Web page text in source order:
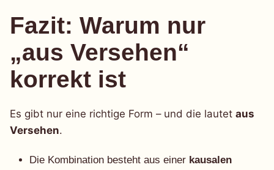
Fazit: Warum nur
„aus Versehen“
korrekt ist
Es gibt nur eine richtige Form – und die lautet aus
Versehen.
Die Kombination besteht aus einer kausalen